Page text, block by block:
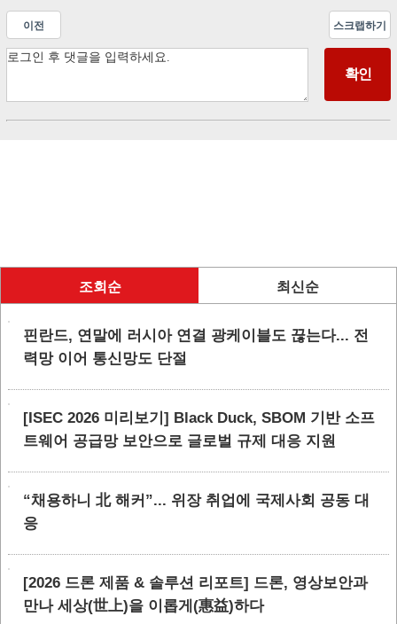
이전 스크랩하기
조회순 최신순
핀란드, 연말에 러시아 연결 광케이블도 끊는다... 전
력망 이어 통신망도 단절
[ISEC 2026 미리보기] Black Duck, SBOM 기반 소프
트웨어 공급망 보안으로 글로벌 규제 대응 지원
“채용하니 北 해커”... 위장 취업에 국제사회 공동 대
응
[2026 드론 제품 & 솔루션 리포트] 드론, 영상보안과
만나 세상(世上)을 이롭게(惠益)하다